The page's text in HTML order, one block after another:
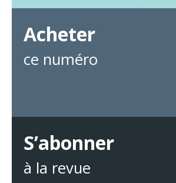
Acheter
ce numéro
S’abonner
à la revue